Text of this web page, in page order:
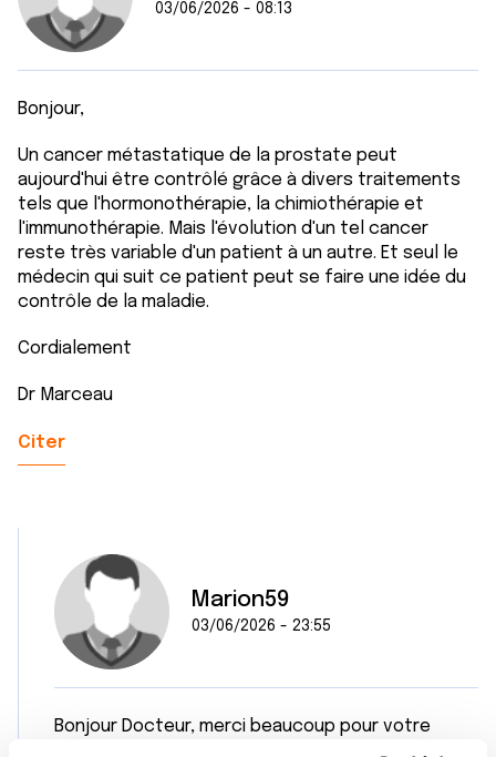
03/06/2026 - 08:13
Bonjour,
Un cancer métastatique de la prostate peut
aujourd'hui être contrôlé grâce à divers traitements
tels que l'hormonothérapie, la chimiothérapie et
l'immunothérapie. Mais l'évolution d'un tel cancer
reste très variable d'un patient à un autre. Et seul le
médecin qui suit ce patient peut se faire une idée du
contrôle de la maladie.
Cordialement
Dr Marceau
Citer
Marion59
03/06/2026 - 23:55
Bonjour Docteur, merci beaucoup pour votre